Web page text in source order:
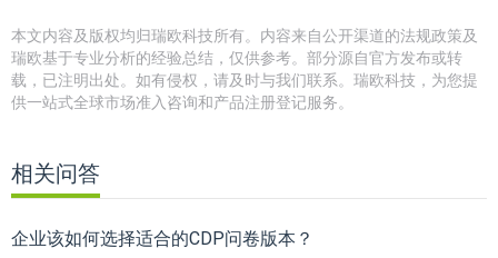
本文内容及版权均归瑞欧科技所有。内容来自公开渠道的法规政策及
瑞欧基于专业分析的经验总结，仅供参考。部分源自官方发布或转
载，已注明出处。如有侵权，请及时与我们联系。瑞欧科技，为您提
供一站式全球市场准入咨询和产品注册登记服务。
相关问答
企业该如何选择适合的CDP问卷版本？